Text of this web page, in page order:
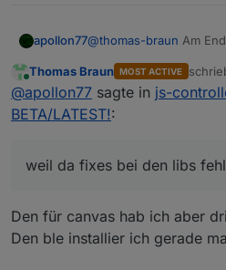
apollon77@thomas-braun Am
zickig und ja die
gehen (weil da fixes bei
würde am Log sehen
Online
Thomas Braun MOST ACTIVE
@apollon77 sagte in js-
BETA/LATEST!:
weil da fixes bei den libs
Den für canvas hab ich aber
Den ble installier ich gerade